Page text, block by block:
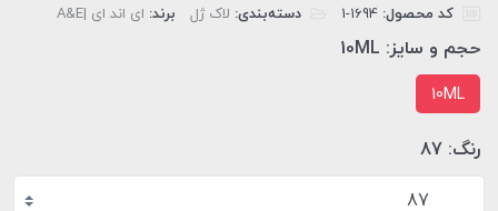
کد محصول: دسته‌بندی: لاک ژل برند: ای اند ای |A&E
حجم و سایز: 10ML
10ML
رنگ: 87
87